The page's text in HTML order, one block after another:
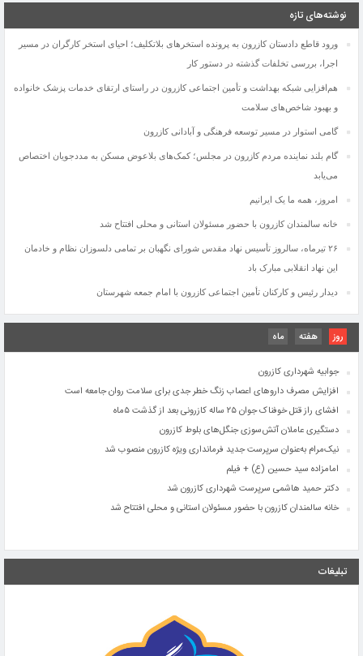
نوشته‌های تازه
ورود قاطع دادستان کازرون به پرونده استخرهای بلاتکلیف؛ احیای استخر کارگران در مسیر
اجرا، بررسی تخلفات گذشته در دستور کار
هم‌افزایی شبکه بهداشت و تأمین اجتماعی کازرون در راستای ارتقای خدمات پزشک خانواده
و بهبود شاخص‌های سلامت
گامی استوار در مسیر توسعه فرهنگی و آبادانی کازرون
گام بلند نماینده مردم کازرون در مجلس؛ کمک‌های بلاعوض مسکن به مددجویان اختصاص
می‌یابد
امروز، همه ما یک ایرانیم
خانه سالمندان کازرون با حضور مسئولان استانی و محلی افتتاح شد
۲۶ تیرماه، سالروز تأسیس نهاد مقدس شورای نگهبان بر تمامی دلسوزان نظام و خادمان
این نهاد انقلابی مبارک باد
دیدار رئیس و کارکنان تأمین اجتماعی کازرون با امام جمعه شهرستان
روز هفته ماه
افشای راز قتل خوفناک جوان ۲۵ ساله کازرونی بعد از گذشت ۵ماه
نیک‌مرام به‌عنوان سرپرست جدید فرمانداری ویژه کازرون منصوب شد
امامزاده سید حسین (ع) + فیلم
دکتر حمید هاشمی سرپرست شهرداری کازرون شد
خانه سالمندان کازرون با حضور مسئولان استانی و محلی افتتاح شد
گزارش میدانی کازرون نیوز از محرومیت ها و کمبود های روستایی در دهستان کمارج
امامزاده سید حسین
جوابیه شهرداری کازرون
افزایش مصرف داروهای اعصاب زنگ خطر جدی برای سلامت روان جامعه است
افشای راز قتل خوفناک جوان ۲۵ ساله کازرونی بعد از گذشت ۵ماه
دستگیری عاملان آتش‌سوزی جنگل‌های بلوط کازرون
نیک‌مرام به‌عنوان سرپرست جدید فرمانداری ویژه کازرون منصوب شد
امامزاده سید حسین (ع) + فیلم
دکتر حمید هاشمی سرپرست شهرداری کازرون شد
خانه سالمندان کازرون با حضور مسئولان استانی و محلی افتتاح شد
امامزاده سید حسین
جوابیه شهرداری کازرون
افزایش مصرف داروهای اعصاب زنگ خطر جدی برای سلامت روان جامعه است
دستگیری عاملان آتش‌سوزی جنگل‌های بلوط کازرون
نیک‌مرام به‌عنوان سرپرست جدید فرمانداری ویژه کازرون منصوب شد
تبلیغات